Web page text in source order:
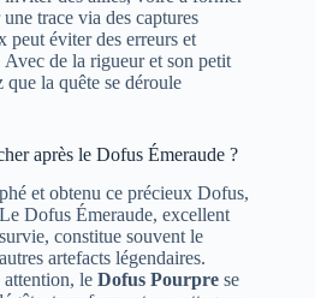
trace via des captures
peut éviter des erreurs et
de la rigueur et son petit
la quête se déroule
après le Dofus Émeraude ?
et obtenu ce précieux Dofus,
Dofus Émeraude, excellent
constitue souvent le
artefacts légendaires.
le Dofus Pourpre se